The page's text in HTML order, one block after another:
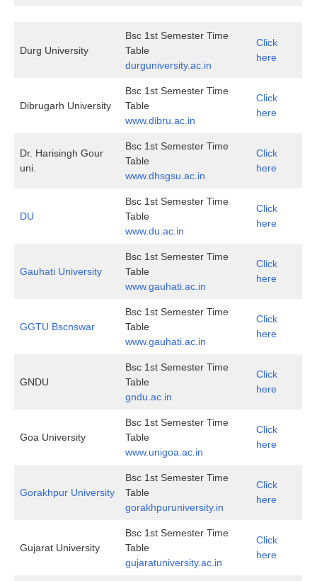
Durg University
Bsc 1st Semester Time
Table
durguniversity.ac.in
Click
here
Dibrugarh University
Bsc 1st Semester Time
Table
www.dibru.ac.in
Click
here
Dr. Harisingh Gour
uni.
Bsc 1st Semester Time
Table
www.dhsgsu.ac.in
Click
here
DU
Bsc 1st Semester Time
Table
www.du.ac.in
Click
here
Gauhati University
Bsc 1st Semester Time
Table
www.gauhati.ac.in
Click
here
GGTU Bscnswar
Bsc 1st Semester Time
Table
www.gauhati.ac.in
Click
here
GNDU
Bsc 1st Semester Time
Table
gndu.ac.in
Click
here
Goa University
Bsc 1st Semester Time
Table
www.unigoa.ac.in
Click
here
Gorakhpur University
Bsc 1st Semester Time
Table
gorakhpuruniversity.in
Click
here
Gujarat University
Bsc 1st Semester Time
Table
gujaratuniversity.ac.in
Click
here